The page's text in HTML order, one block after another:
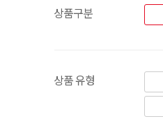
상품구분
상품 유형